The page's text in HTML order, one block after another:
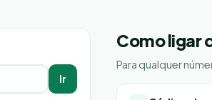
Ir
Como ligar
Para qualquer